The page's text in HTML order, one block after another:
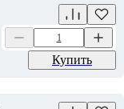
Купить